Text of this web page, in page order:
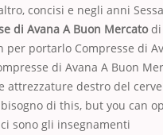
concisi e negli anni
di Avana A Buon Mercatodi
per portarlo Compresse di
di Avana A Buon
attrezzature destro del
di this, but you can
sono gli insegnamenti